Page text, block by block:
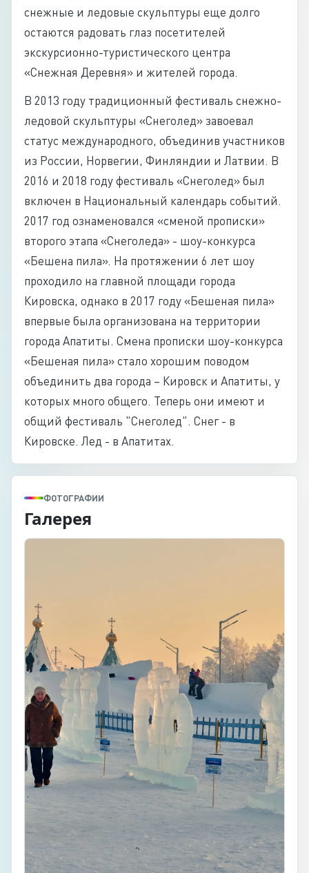
снежные и ледовые скульптуры еще долго
остаются радовать глаз посетителей
экскурсионно-туристического центра
«Снежная Деревня» и жителей города.
В 2013 году традиционный фестиваль снежно-
ледовой скульптуры «Снеголед» завоевал
статус международного, объединив участников
из России, Норвегии, Финляндии и Латвии. В
2016 и 2018 году фестиваль «Снеголед» был
включен в Национальный календарь событий.
2017 год ознаменовался «сменой прописки»
второго этапа «Снеголеда» - шоу-конкурса
«Бешена пила». На протяжении 6 лет шоу
проходило на главной площади города
Кировска, однако в 2017 году «Бешеная пила»
впервые была организована на территории
города Апатиты. Смена прописки шоу-конкурса
«Бешеная пила» стало хорошим поводом
объединить два города – Кировск и Апатиты, у
которых много общего. Теперь они имеют и
общий фестиваль "Снеголед". Снег - в
Кировске. Лед - в Апатитах.
ФОТОГРАФИИ
Галерея